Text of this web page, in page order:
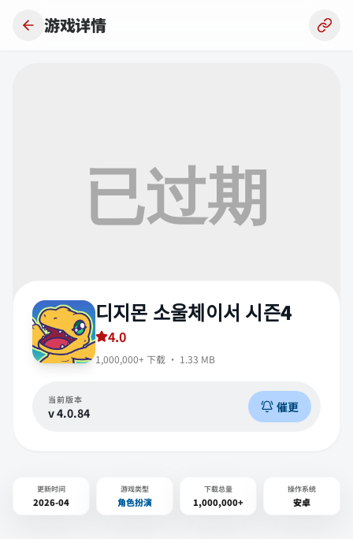
游戏详情
디지몬 소울체이서 시즌4
4.0
1,000,000+ 下载 · 1.33 MB
当前版本
v4.0.84 催更
更新时间
2026-04
游戏类型
角色扮演
下载总量
1,000,000+
操作系统
安卓